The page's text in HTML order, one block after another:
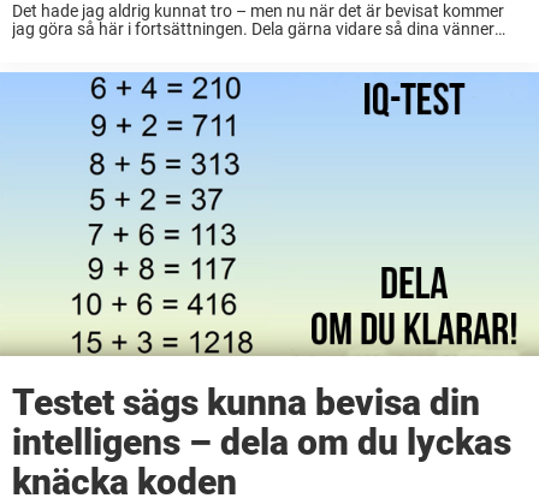
Det hade jag aldrig kunnat tro – men nu när det är bevisat kommer
jag göra så här i fortsättningen. Dela gärna vidare så dina vänner
Testet sägs kunna bevisa din
intelligens – dela om du lyckas
knäcka koden